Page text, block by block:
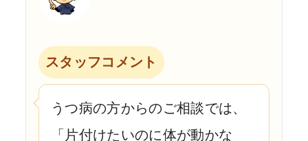
スタッフコメント
うつ病の方からのご相談では、
「片付けたいのに体が動かな